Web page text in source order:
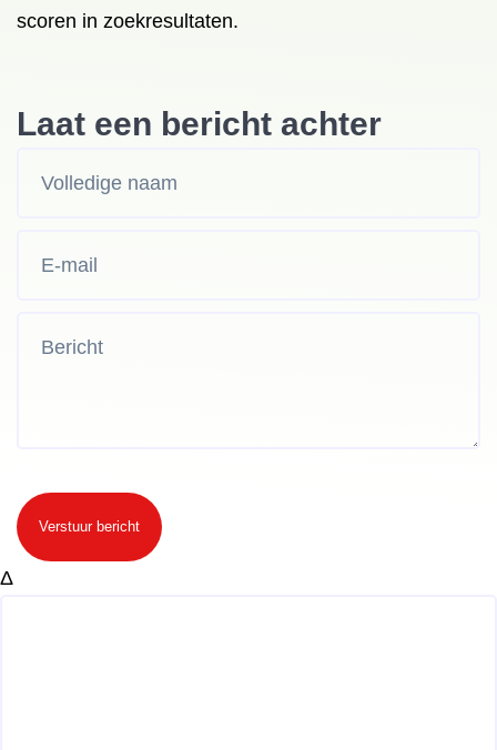
scoren in zoekresultaten.
Laat een bericht achter
Verstuur bericht
Δ